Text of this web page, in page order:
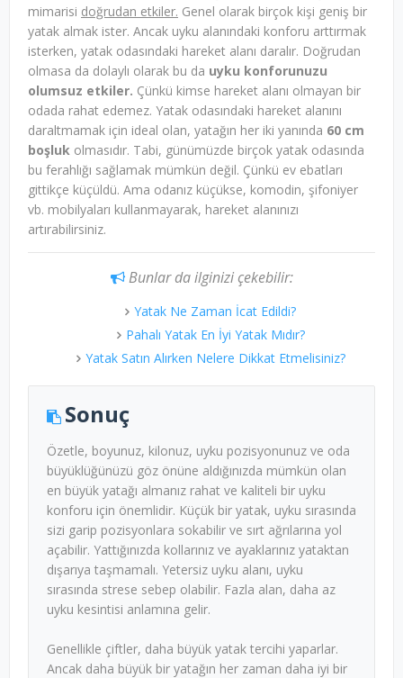
mimarisi doğrudan etkiler. Genel olarak birçok kişi geniş bir
yatak almak ister. Ancak uyku alanındaki konforu arttırmak
isterken, yatak odasındaki hareket alanı daralır. Doğrudan
olmasa da dolaylı olarak bu da uyku konforunuzu
olumsuz etkiler. Çünkü kimse hareket alanı olmayan bir
odada rahat edemez. Yatak odasındaki hareket alanını
daraltmamak için ideal olan, yatağın her iki yanında 60 cm
boşluk olmasıdır. Tabi, günümüzde birçok yatak odasında
bu ferahlığı sağlamak mümkün değil. Çünkü ev ebatları
gittikçe küçüldü. Ama odanız küçükse, komodin, şifoniyer
vb. mobilyaları kullanmayarak, hareket alanınızı
artırabilirsiniz.
Bunlar da ilginizi çekebilir:
Yatak Ne Zaman İcat Edildi?
Pahalı Yatak En İyi Yatak Mıdır?
Yatak Satın Alırken Nelere Dikkat Etmelisiniz?
Sonuç
Özetle, boyunuz, kilonuz, uyku pozisyonunuz ve oda
büyüklüğünüzü göz önüne aldığınızda mümkün olan
en büyük yatağı almanız rahat ve kaliteli bir uyku
konforu için önemlidir. Küçük bir yatak, uyku sırasında
sizi garip pozisyonlara sokabilir ve sırt ağrılarına yol
açabilir. Yattığınızda kollarınız ve ayaklarınız yataktan
dışarıya taşmamalı. Yetersiz uyku alanı, uyku
sırasında strese sebep olabilir. Fazla alan, daha az
uyku kesintisi anlamına gelir.
Genellikle çiftler, daha büyük yatak tercihi yaparlar.
Ancak daha büyük bir yatağın her zaman daha iyi bir